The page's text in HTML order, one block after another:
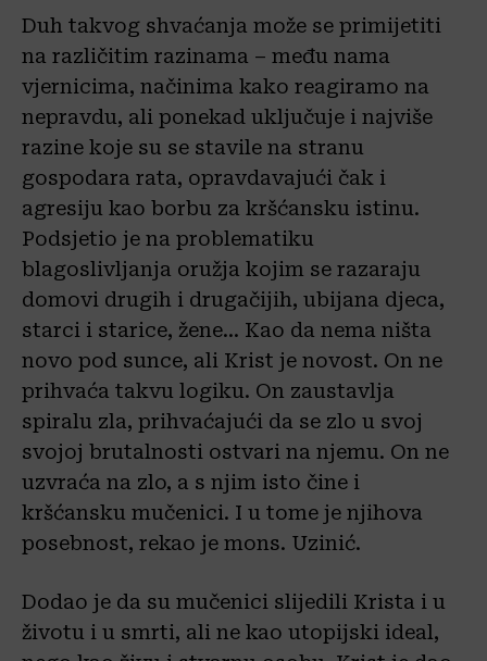
Duh takvog shvaćanja može se primijetiti
na različitim razinama – među nama
vjernicima, načinima kako reagiramo na
nepravdu, ali ponekad uključuje i najviše
razine koje su se stavile na stranu
gospodara rata, opravdavajući čak i
agresiju kao borbu za kršćansku istinu.
Podsjetio je na problematiku
blagoslivljanja oružja kojim se razaraju
domovi drugih i drugačijih, ubijana djeca,
starci i starice, žene… Kao da nema ništa
novo pod sunce, ali Krist je novost. On ne
prihvaća takvu logiku. On zaustavlja
spiralu zla, prihvaćajući da se zlo u svoj
svojoj brutalnosti ostvari na njemu. On ne
uzvraća na zlo, a s njim isto čine i
kršćansku mučenici. I u tome je njihova
posebnost, rekao je mons. Uzinić.
Dodao je da su mučenici slijedili Krista i u
životu i u smrti, ali ne kao utopijski ideal,